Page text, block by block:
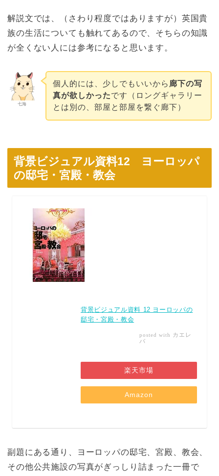
解説文では、（さわり程度ではありますが）英国貴
族の生活についても触れてあるので、そちらの知識
が全くない人には参考になると思います。
七海
個人的には、少しでもいいから 廊下の写
真が欲しかったです（ロングギャラリー
とは別の、部屋と部屋を繋ぐ廊下）
背景ビジュアル資料12 ヨーロッパ
の邸宅・宮殿・教会
背景ビジュアル資料 12 ヨーロッパの
邸宅・宮殿・教会
posted with カエレ
バ
楽天市場
Amazon
副題にある通り、ヨーロッパの邸宅、宮殿、教会、
その他公共施設の写真がぎっしり詰まった一冊で